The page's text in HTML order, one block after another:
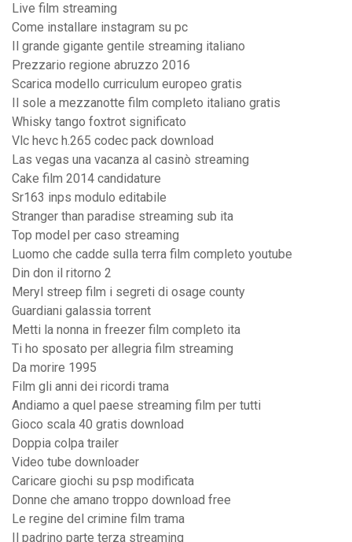
Live film streaming
Come installare instagram su pc
Il grande gigante gentile streaming italiano
Prezzario regione abruzzo 2016
Scarica modello curriculum europeo gratis
Il sole a mezzanotte film completo italiano gratis
Whisky tango foxtrot significato
Vlc hevc h.265 codec pack download
Las vegas una vacanza al casinò streaming
Cake film 2014 candidature
Sr163 inps modulo editabile
Stranger than paradise streaming sub ita
Top model per caso streaming
Luomo che cadde sulla terra film completo youtube
Din don il ritorno 2
Meryl streep film i segreti di osage county
Guardiani galassia torrent
Metti la nonna in freezer film completo ita
Ti ho sposato per allegria film streaming
Da morire 1995
Film gli anni dei ricordi trama
Andiamo a quel paese streaming film per tutti
Gioco scala 40 gratis download
Doppia colpa trailer
Video tube downloader
Caricare giochi su psp modificata
Donne che amano troppo download free
Le regine del crimine film trama
Il padrino parte terza streaming